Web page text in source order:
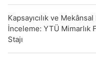
Kapsayıcılık ve
İnceleme: YTÜ Mimarlık
Stajı